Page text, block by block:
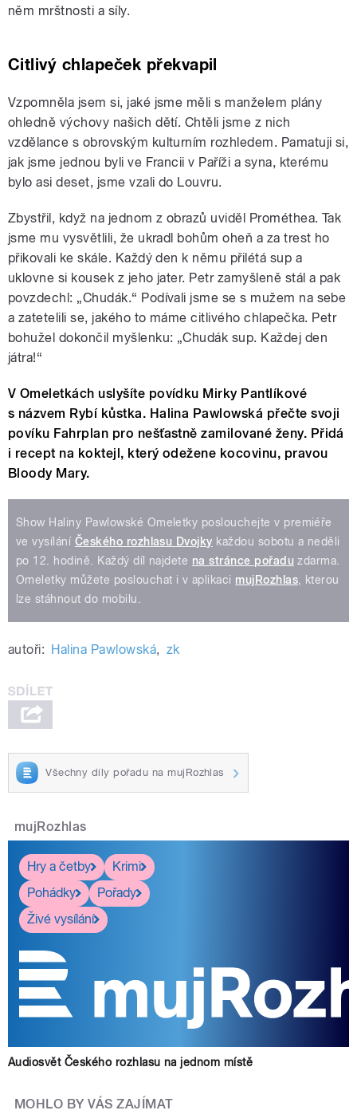
něm mrštnosti a síly.
Citlivý chlapeček překvapil
Vzpomněla jsem si, jaké jsme měli s manželem plány
ohledně výchovy našich dětí. Chtěli jsme z nich
vzdělance s obrovským kulturním rozhledem. Pamatuji si,
jak jsme jednou byli ve Francii v Paříži a syna, kterému
bylo asi deset, jsme vzali do Louvru.
Zbystřil, když na jednom z obrazů uviděl Prométhea. Tak
jsme mu vysvětlili, že ukradl bohům oheň a za trest ho
přikovali ke skále. Každý den k němu přilétá sup a
uklovne si kousek z jeho jater. Petr zamyšleně stál a pak
povzdechl: „Chudák.“ Podívali jsme se s mužem na sebe
a zatetelili se, jakého to máme citlivého chlapečka. Petr
bohužel dokončil myšlenku: „Chudák sup. Každej den
játra!“
V Omeletkách uslyšíte povídku Mirky Pantlíkové
s názvem Rybí kůstka. Halina Pawlowská přečte svoji
povíku Fahrplan pro nešťastně zamilované ženy. Přidá
i recept na koktejl, který odežene kocovinu, pravou
Bloody Mary.
Show Haliny Pawlowské Omeletky poslouchejte v premiéře
ve vysílání Českého rozhlasu Dvojky každou sobotu a neděli
po 12. hodině. Každý díl najdete na stránce pořadu zdarma.
Omeletky můžete poslouchat i v aplikaci mujRozhlas, kterou
lze stáhnout do mobilu.
autoři: Halina Pawlowská, zk
Všechny díly pořadu na mujRozhlas
mujRozhlas
Hry a četby
Krimi
Pohádky
Pořady
Živé vysílání
Audiosvět Českého rozhlasu na jednom místě
MOHLO BY VÁS ZAJÍMAT